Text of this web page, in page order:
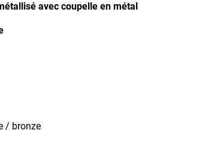
avec coupelle en métal
/ bronze